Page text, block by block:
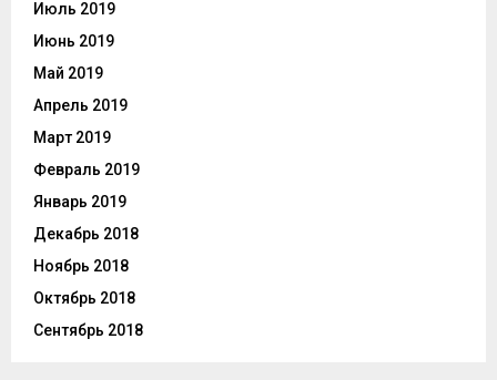
Июль 2019
Июнь 2019
Май 2019
Апрель 2019
Март 2019
Февраль 2019
Январь 2019
Декабрь 2018
Ноябрь 2018
Октябрь 2018
Сентябрь 2018